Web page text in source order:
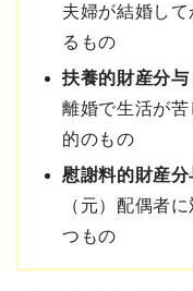
夫婦が結婚し
るもの
扶養的財産分与
離婚で生活が
的のもの
慰謝料的財産分
（元）配偶者
つもの